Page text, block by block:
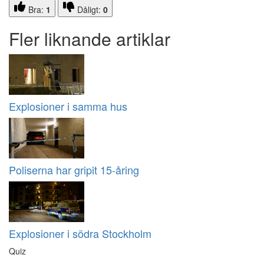
Bra: 1 Dåligt: 0
Fler liknande artiklar
Explosioner i samma hus
Poliserna har gripit 15-åring
Explosioner i södra Stockholm
Quiz